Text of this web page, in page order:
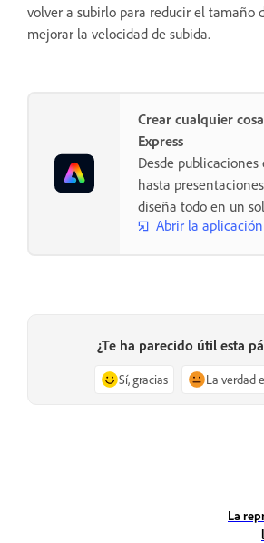
volver a subirlo para reducir el tamaño
mejorar la velocidad de subida.
Crear cualquier
Express
Desde publicaciones
hasta
diseña todo en un
Abrir la aplicación
¿Te ha parecido útil esta
Sí, gracias La verdad
La